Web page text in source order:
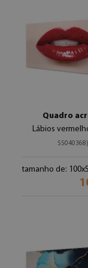
Quadro
Lábios
55040368)
tamanho de: